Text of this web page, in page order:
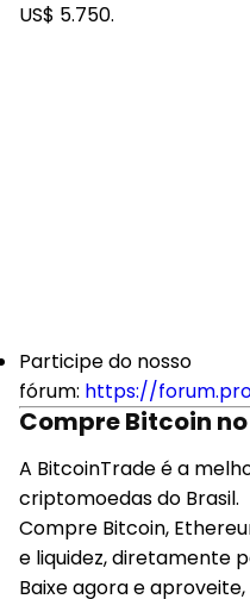
US$ 5.750.
Participe do nosso
fórum: https://
Compre Bitcoin
A BitcoinTrade é a
criptomoedas do Brasil.
Compre Bitcoin,
e liquidez, diretamente
Baixe agora e aproveite,